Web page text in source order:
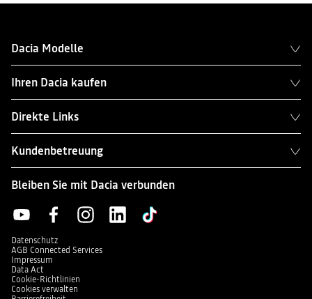
Dacia Modelle
Ihren Dacia kaufen
Direkte Links
Kundenbetreuung
Bleiben Sie mit Dacia verbunden
Datenschutz
AGB Connected Services
Impressum
Data Act
Cookie-Richtlinien
Cookies verwalten